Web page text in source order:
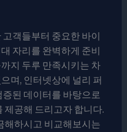
객들부터 중요한 바이
자리를 완벽하게 준비
지 두루 만족시키는 차
며, 인터넷상에 널리 퍼
된 데이터를 바탕으로
제공해 드리고자 합니다.
해하시고 비교해보시는